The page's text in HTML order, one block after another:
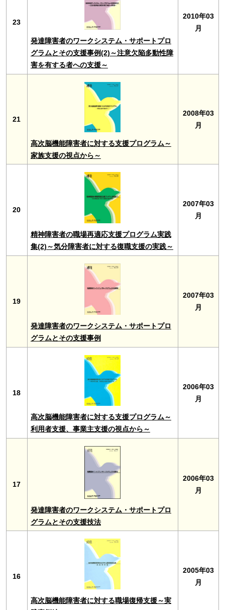
23
発達障害者のワークシステム・サポートプロ
グラムとその支援事例(2)～注意欠陥多動性障
害を有する者への支援～
2010年03
月
21
高次脳機能障害者に対する支援プログラム～
家族支援の視点から～
2008年03
月
20
精神障害者の職場再適応支援プログラム実践
集(2)～気分障害者に対する復職支援の実践～
2007年03
月
19
発達障害者のワークシステム・サポートプロ
グラムとその支援事例
2007年03
月
18
高次脳機能障害者に対する支援プログラム～
利用者支援、事業主支援の視点から～
2006年03
月
17
発達障害者のワークシステム・サポートプロ
グラムとその支援技法
2006年03
月
16
高次脳機能障害者に対する職場復帰支援～実
2005年03
月